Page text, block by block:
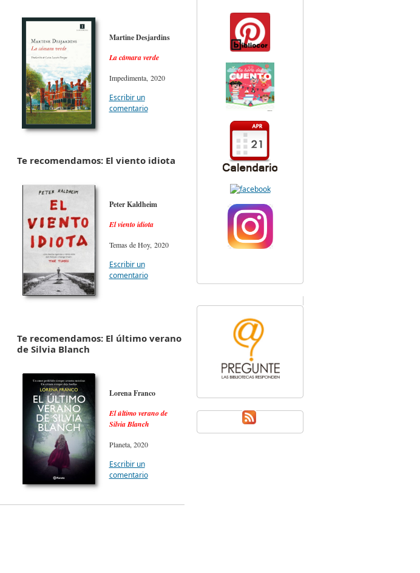
Martine Desjardins
La cámara verde
Impedimenta, 2020
Escribir un
comentario
Te recomendamos: El viento idiota
Peter Kaldheim
El viento idiota
Temas de Hoy, 2020
Escribir un
comentario
Te recomendamos: El último verano
de Silvia Blanch
Lorena Franco
El último verano de
Silvia Blanch
Planeta, 2020
Escribir un
comentario